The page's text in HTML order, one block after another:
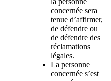
concernée sera
tenue d’affirmer,
de défendre ou
de défendre des
réclamations
légales.
La personne
concernée s’est